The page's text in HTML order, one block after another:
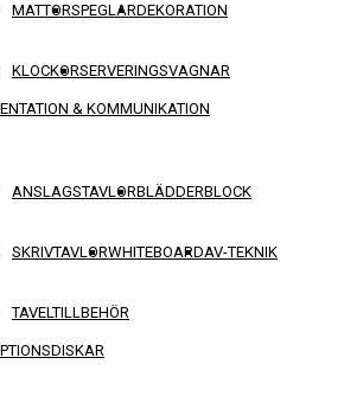
MATTORSPEGLARDEKORATION
KLOCKORSERVERINGSVAGNAR
& KOMMUNIKATION
ANSLAGSTAVLORBLÄDDERBLOCK
SKRIVTAVLORWHITEBOARDAV-TEKNIK
TAVELTILLBEHÖR